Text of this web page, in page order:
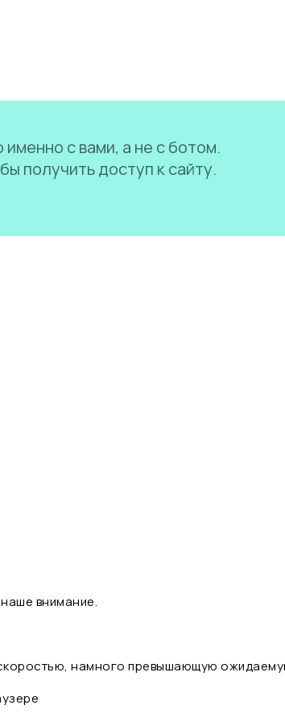
с вами, а не с ботом.
получить доступ к сайту.
внимание.
намного превышающую